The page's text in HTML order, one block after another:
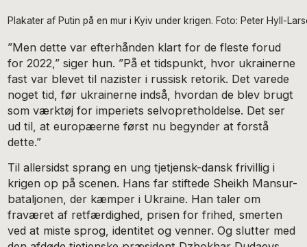
Plakater af Putin på en mur i Kyiv under krigen. Foto: Peter Hyll-
”Men dette var efterhånden klart for de fleste forud
for 2022,” siger hun. ”På et tidspunkt, hvor ukrainerne
fast var blevet til nazister i russisk retorik. Det varede
noget tid, før ukrainerne indså, hvordan de blev brugt
som værktøj for imperiets selvopretholdelse. Det ser
ud til, at europæerne først nu begynder at forstå
dette.”
Til allersidst sprang en ung tjetjensk-dansk frivillig i
krigen op på scenen. Hans far stiftede Sheikh Mansur-
bataljonen, der kæmper i Ukraine. Han taler om
fraværet af retfærdighed, prisen for frihed, smerten
ved at miste sprog, identitet og venner. Og slutter med